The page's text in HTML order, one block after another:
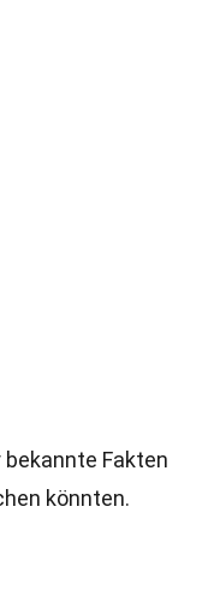
Fakten
könnten.